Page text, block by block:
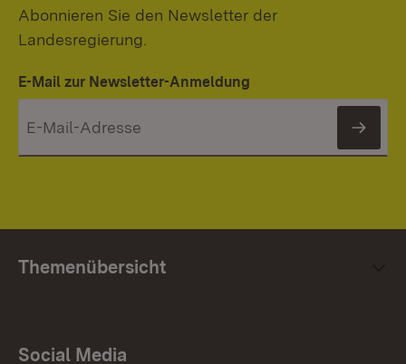
Abonnieren Sie den Newsletter der
Landesregierung.
E-Mail zur Newsletter-Anmeldung
Themenübersicht
Social Media